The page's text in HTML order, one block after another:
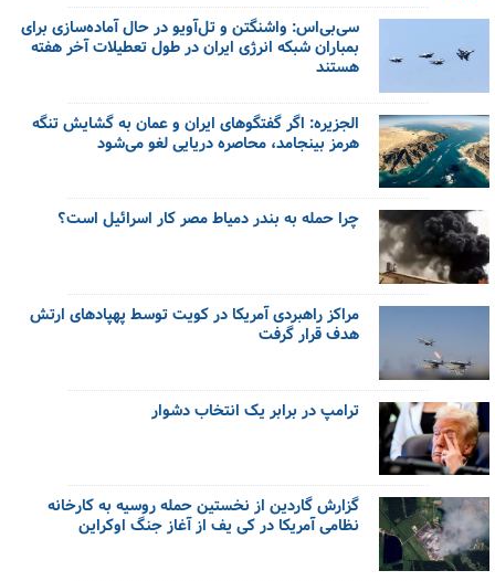
سی‌بی‌اس: واشنگتن و تل‌آویو در حال آماده‌سازی برای
بمباران شبکه انرژی ایران در طول تعطیلات آخر هفته
هستند
الجزیره: اگر گفتگوهای ایران و عمان به گشایش تنگه
هرمز بینجامد، محاصره دریایی لغو می‌شود
چرا حمله به بندر دمیاط مصر کار اسرائیل است؟
مراکز راهبردی آمریکا در کویت توسط پهپادهای ارتش
هدف قرار گرفت
ترامپ در برابر یک انتخاب دشوار
گزارش گاردین از نخستین حمله روسیه به کارخانه
نظامی آمریکا در کی یف از آغاز جنگ اوکراین